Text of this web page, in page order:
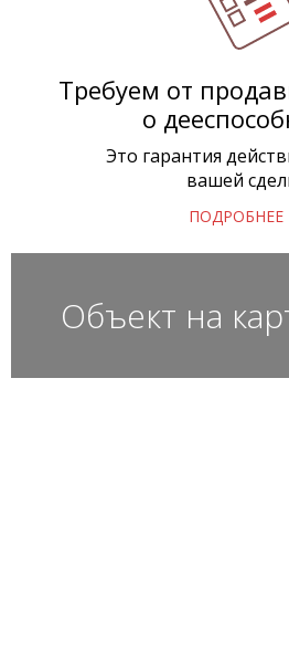
Требуем от
о
Это гарантия
вашей
ПОДРОБНЕЕ
Объект на